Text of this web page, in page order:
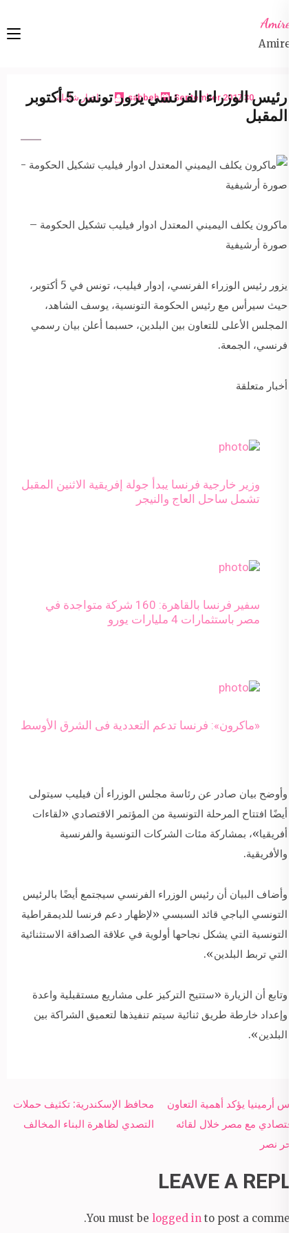
content
Enter)
Amireta
Amireta
30 September 2017
sabbeh اخبار شاملةرئيس الوزراء الفرنسي يزور تونس 5 أكتوبر
المقبل
ماكرون يكلف اليميني المعتدل ادوار فيليب تشكيل الحكومة –
صورة أرشيفية
يزور رئيس الوزراء الفرنسي، إدوار فيليب، تونس في 5 أكتوبر،
حيث سيرأس مع رئيس الحكومة التونسية، يوسف الشاهد،
المجلس الأعلى للتعاون بين البلدين، حسبما أعلن بيان رسمي
فرنسي، الجمعة.
أخبار متعلقة
وزير خارجية فرنسا يبدأ جولة إفريقية الاثنين المقبل
تشمل ساحل العاج والنيجر
سفير فرنسا بالقاهرة: 160 شركة متواجدة في
مصر باستثمارات 4 مليارات يورو
«ماكرون»: فرنسا تدعم التعددية فى الشرق الأوسط
وأوضح بيان صادر عن رئاسة مجلس الوزراء أن فيليب سيتولى
أيضًا افتتاح المرحلة التونسية من المؤتمر الاقتصادي «لقاءات
أفريقيا»، بمشاركة مئات الشركات التونسية والفرنسية
والأفريقية.
وأضاف البيان أن رئيس الوزراء الفرنسي سيجتمع أيضًا بالرئيس
التونسي الباجي قائد السبسي «لإظهار دعم فرنسا للديمقراطية
التونسية التي يشكل نجاحها أولوية في علاقة الصداقة الاستثنائية
التي تربط البلدين».
وتابع أن الزيارة «ستتيح التركيز على مشاريع مستقبلية واعدة
وإعداد خارطة طريق ثنائية سيتم تنفيذها لتعميق الشراكة بين
البلدين».
Post
navigation
محافظ الإسكندرية: تكثيف حملات
التصدي لظاهرة البناء المخالف
رئيس أرمينيا يؤكد أهمية التعاون
الاقتصادي مع مصر خلال لقائه
سحر نصر
LEAVE A REPLY
You must be logged in to post a comment.